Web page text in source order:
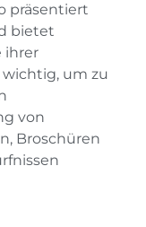
präsentiert
bietet
ihrer
wichtig, um zu
von
Broschüren